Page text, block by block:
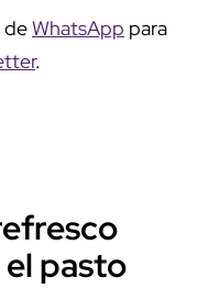
deWhatsApp para
.
pasto